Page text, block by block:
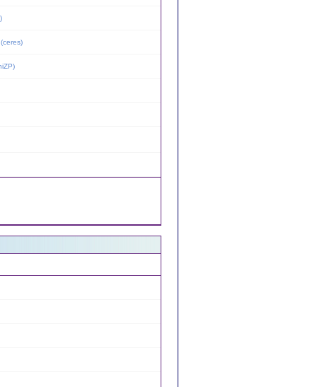
)
(ceres)
)